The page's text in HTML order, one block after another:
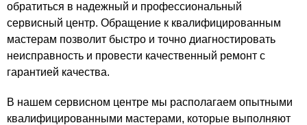
обратиться в надежный и профессиональный
сервисный центр. Обращение к квалифицированным
мастерам позволит быстро и точно диагностировать
неисправность и провести качественный ремонт с
гарантией качества.
В нашем сервисном центре мы располагаем опытными
квалифицированными мастерами, которые выполняют